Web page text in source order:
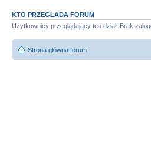
KTO PRZEGLĄDA FORUM
Użytkownicy przeglądający ten dział: Brak
Strona główna forum